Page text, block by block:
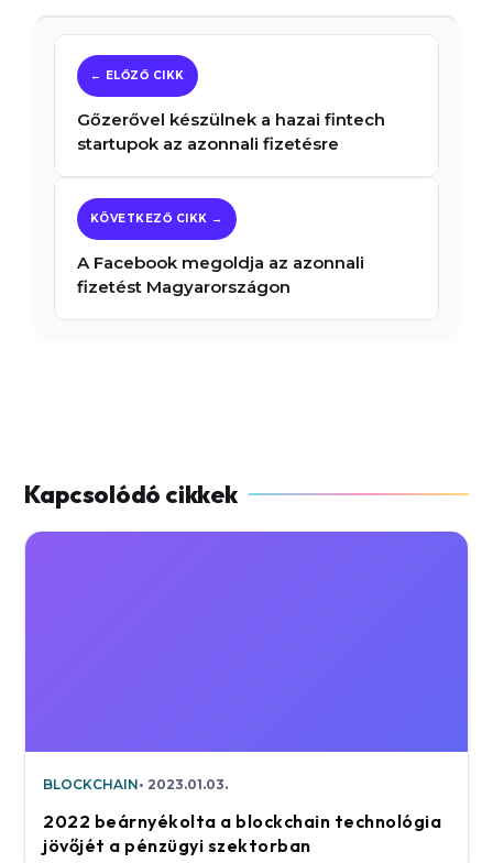
Gőzerővel készülnek a hazai fintech
startupok az azonnali fizetésre
A Facebook megoldja az azonnali
fizetést Magyarországon
BLOCKCHAIN 2023.01.03.
2022 beárnyékolta a blockchain technológia
jövőjét a pénzügyi szektorban